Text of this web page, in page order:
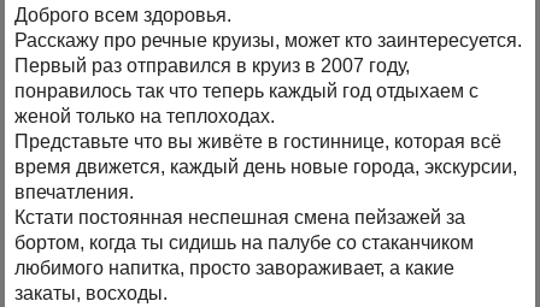
Доброго всем здоровья.
Расскажу про речные круизы, может кто заинтересуется.
Первый раз отправился в круиз в 2007 году,
понравилось так что теперь каждый год отдыхаем с
женой только на теплоходах.
Представьте что вы живёте в гостиннице, которая всё
время движется, каждый день новые города, экскурсии,
впечатления.
Кстати постоянная неспешная смена пейзажей за
бортом, когда ты сидишь на палубе со стаканчиком
любимого напитка, просто завораживает, а какие
закаты, восходы.